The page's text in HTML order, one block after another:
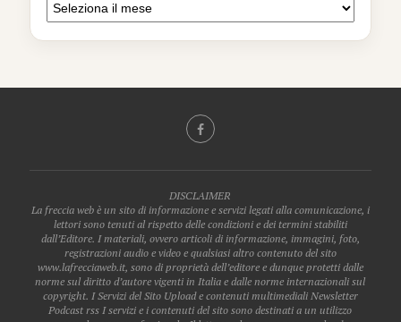
DISCLAIMER
La freccia web è un sito di informazione e servizi legati alla comunicazione, i
lettori sono tenuti al rispetto delle condizioni e dei termini stabiliti
dall’Editore. I materiali, ovvero articoli di informazione, immagini, foto,
registrazioni audio e video e qualsiasi altro contenuto del sito
www.lafrecciaweb.it, sono di proprietà dell’editore e dunque protetti dalle
norme sul diritto d’autore vigenti in Italia e dalle norme internazionali sul
copyright. I Servizi del Sito Upload e contenuti multimediali Newsletter
Podcast rss I servizi e i contenuti del sito sono destinati a un utilizzo